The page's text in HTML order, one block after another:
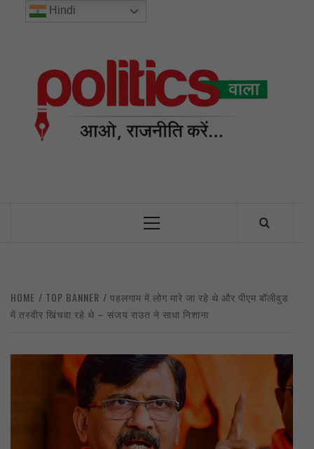
Primary
HOME TOP BANNER
पहलगाम में लोग मारे जा रहे थे और पीएम बॉलीवुड
में तस्वीर खिंचवा रहे थे – संजय राउत ने साधा निशाना
Hindi